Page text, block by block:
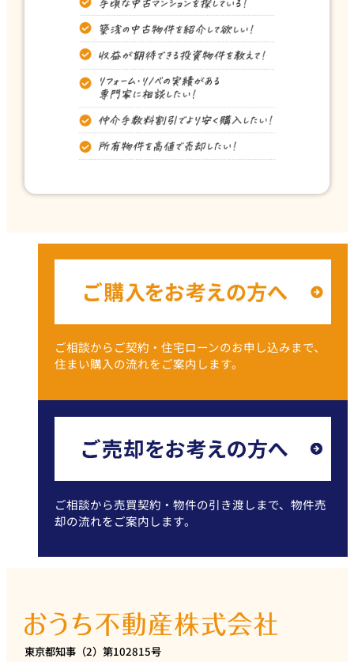
ご相談からご契約・住宅ローンのお申し込みまで、
住まい購入の流れをご案内します。
ご相談から売買契約・物件の引き渡しまで、物件売
却の流れをご案内します。
東京都知事（2）第102815号